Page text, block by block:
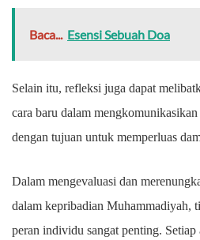
Baca... Esensi Sebuah Doa
Selain itu, refleksi juga dapat
cara baru dalam
dengan tujuan untuk memperluas
Dalam mengevaluasi dan
dalam kepribadian Muhammadiyah,
peran individu sangat penting.